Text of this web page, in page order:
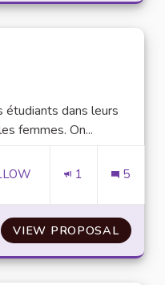
étudiants dans leurs
femmes. On...
1 5
VIEW PROPOSAL